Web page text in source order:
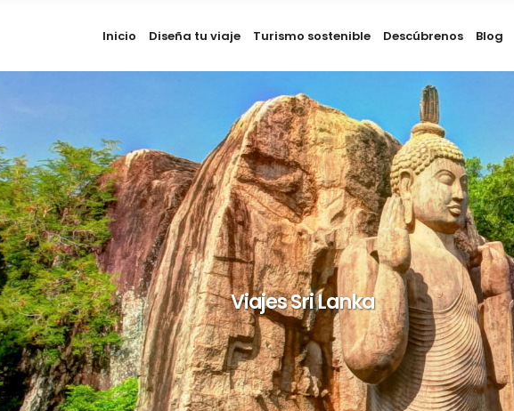
Inicio Diseña tu viaje Turismo sostenible Descúbrenos Blog
Viajes Sri Lanka